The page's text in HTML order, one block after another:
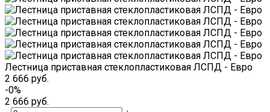
Лестница приставная стеклопластиковая ЛСПД - Евро
2 666 руб.
-0%
2 666 руб.